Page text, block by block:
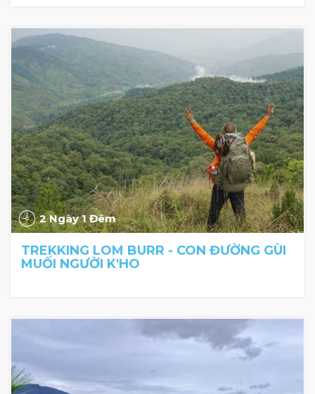
2 Ngày 1 Đêm
TREKKING LOM BURR - CON ĐƯỜNG GÙI
MUỐI NGƯỜI K'HO